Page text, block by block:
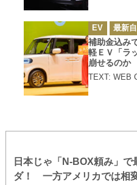
カ
テ
ゴ
リ
ー
EV
補助金込み
軽ＥＶ「ラ
崩せるのか
TEXT: WEB
日本じゃ「N-BOX頼み」
ダ！ 一方アメリカでは相